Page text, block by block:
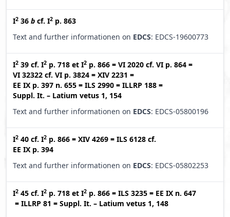
I2 36 b cf. I2 p. 863
Text and further informationen on EDCS: EDCS-19600773
I2 39 cf. I2 p. 718 et I2 p. 866 = VI 2020 cf. VI p. 864 =
VI 32322 cf. VI p. 3824 = XIV 2231 =
EE IX p. 397 n. 655 = ILS 2990 = ILLRP 188 =
Suppl. It. – Latium vetus 1, 154
Text and further informationen on EDCS: EDCS-05800196
I2 40 cf. I2 p. 866 = XIV 4269 = ILS 6128 cf.
EE IX p. 394
Text and further informationen on EDCS: EDCS-05802253
I2 45 cf. I2 p. 718 et I2 p. 866 = ILS 3235 = EE IX n. 647
= ILLRP 81 = Suppl. It. – Latium vetus 1, 148